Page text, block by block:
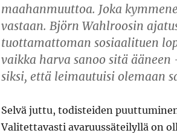
maahanmuuttoa. Joka
vastaan. Björn Wahlroosin
tuottamattoman sosiaalituen
vaikka harva sanoo sitä
siksi, että leimautuisi olemaan
Selvä juttu, todisteiden
Valitettavasti avaruussäteilyllä on